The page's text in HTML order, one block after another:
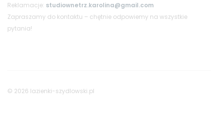
Reklamacje: studiownetrz.karolina@gmail.com
Zapraszamy do kontaktu – chętnie odpowiemy na wszystkie
pytania!
© 2026 lazienki-szydlowski.pl